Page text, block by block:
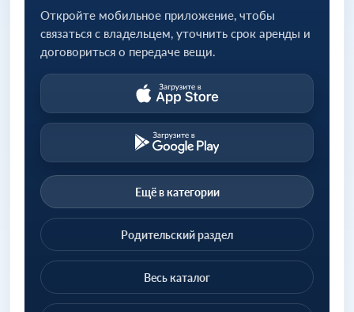
Откройте мобильное приложение, чтобы
связаться с владельцем, уточнить срок аренды и
договориться о передаче вещи.
Ещё в категории
Родительский раздел
Весь каталог